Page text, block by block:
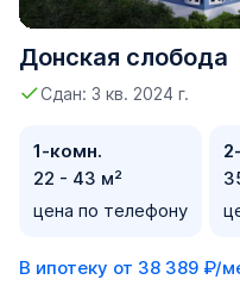
Донская слобода
Сдан: 3 кв. 2024 г.
1-комн.
22 - 43 м²
цена по телефону
В ипотеку от 38 389 ₽/